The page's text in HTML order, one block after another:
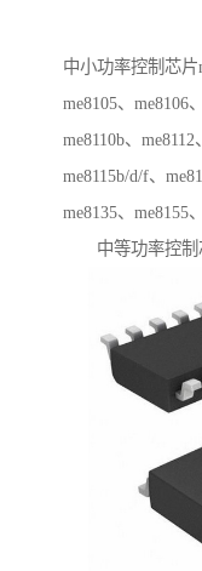
中小功率控制芯片
me8105、me8106
me8110b、me8112
me8115b/d/f、
me8135、me8155
中等功率控制芯